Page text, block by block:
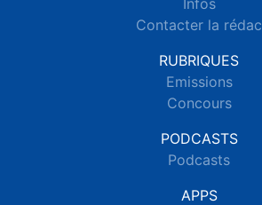
Infos
Contacter la rédac
RUBRIQUES
Emissions
Concours
PODCASTS
Podcasts
APPS